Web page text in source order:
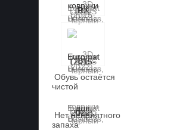
Обувь остаётся
чистой
Нет неприятного
запаха